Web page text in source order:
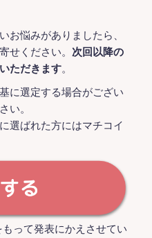
お悩みがありましたら、
せください。次回以降の
ただきます。
に選定する場合がござい
い。
選ばれた方にはマチコイ
もって発表にかえさせてい